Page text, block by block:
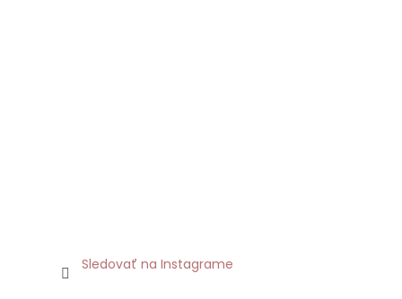
Sledovať na Instagrame